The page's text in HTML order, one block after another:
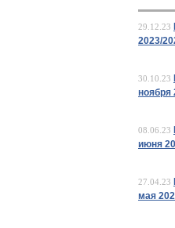
29.12.23
2023/
30.10.23
ноября
08.06.23
июня
27.04.23
мая